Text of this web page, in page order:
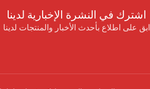
اشترك في النشرة الإخبارية لدينا
ابق على اطلاع بأحدث الأخبار والمنتجات لدينا